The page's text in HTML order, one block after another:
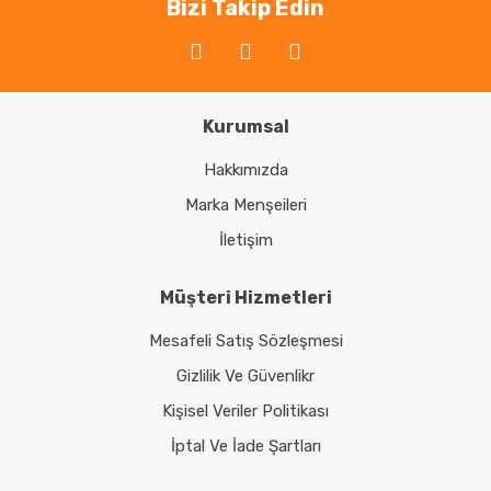
Bizi Takip Edin
Kurumsal
Hakkımızda
Marka Menşeileri
İletişim
Müşteri Hizmetleri
Mesafeli Satış Sözleşmesi
Gizlilik Ve Güvenlikr
Kişisel Veriler Politikası
İptal Ve İade Şartları